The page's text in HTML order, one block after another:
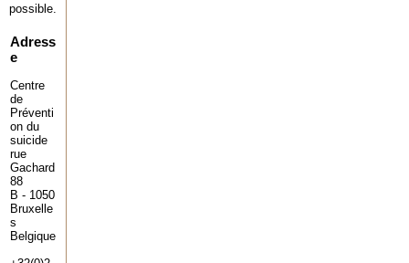
possible.
Adress
e
Centre
de
Préventi
on du
suicide
rue
Gachard
88
B - 1050
Bruxelle
s
Belgique